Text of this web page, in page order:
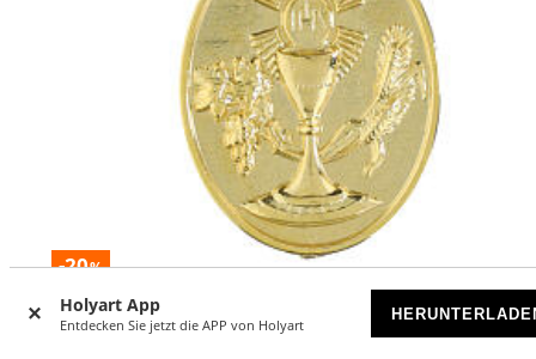
Holyart App
Entdecken Sie jetzt die APP von Holyart
-20%
MENGENSTAFFEL/N
Medaille aus Goldmetall Erinnerung Erste Kommunion